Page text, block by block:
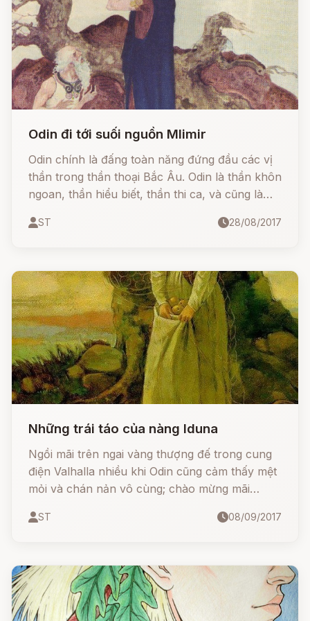
Odin đi tới suối nguồn MIimir
Odin chính là đấng toàn năng đứng đầu các vị
thần trong thần thoại Bắc Âu. Odin là thần khôn
ngoan, thần hiểu biết, thần thi ca, và cũng là
ST 28/08/2017
Những trái táo của nàng Iduna
Ngồi mãi trên ngai vàng thượng đế trong cung
điện Valhalla nhiều khi Odin cũng cảm thấy mệt
mỏi và chán nản vô cùng; chào mừng mãi
dưới hạ giới lên cũng chán; nghe những báo
ST 08/09/2017